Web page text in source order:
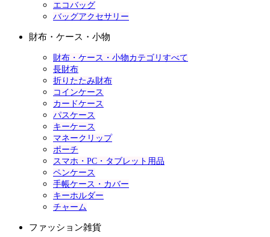
エコバッグ
バッグアクセサリー
財布・ケース・小物
財布・ケース・小物カテゴリすべて
長財布
折りたたみ財布
コインケース
カードケース
パスケース
キーケース
マネークリップ
ポーチ
スマホ・PC・タブレット用品
ペンケース
手帳ケース・カバー
キーホルダー
チャーム
ファッション雑貨